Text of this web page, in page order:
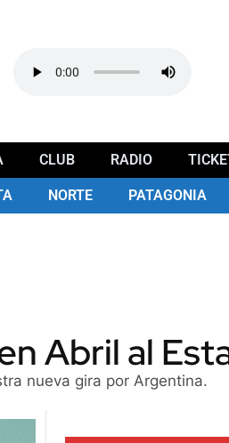
CLUB RADIO
NORTE PATAGONIA
Abril al
nueva gira por Argentina.